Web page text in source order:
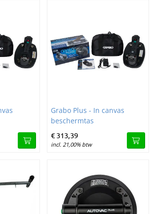
In canvas beschermtasImage Grabo Plus - In canvas
Grabo Plus - In canvas
beschermtas
€ 313,39
incl. 21,00% btw